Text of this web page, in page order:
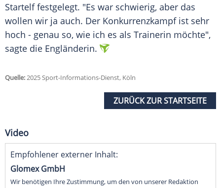
Startelf festgelegt. "Es war schwierig, aber das
wollen wir ja auch. Der Konkurrenzkampf ist sehr
hoch - genau so, wie ich es als Trainerin möchte",
sagte die Engländerin.
Quelle:2025 Sport-Informations-Dienst, Köln
ZURÜCK ZUR STARTSEITE
Video
Empfohlener externer Inhalt:
Glomex GmbH
Wir benötigen Ihre Zustimmung, um den von unserer Redaktion